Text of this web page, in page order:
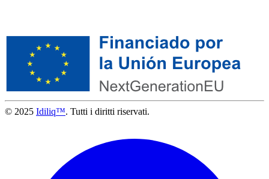
© 2025 Idiliq™. Tutti i diritti riservati.